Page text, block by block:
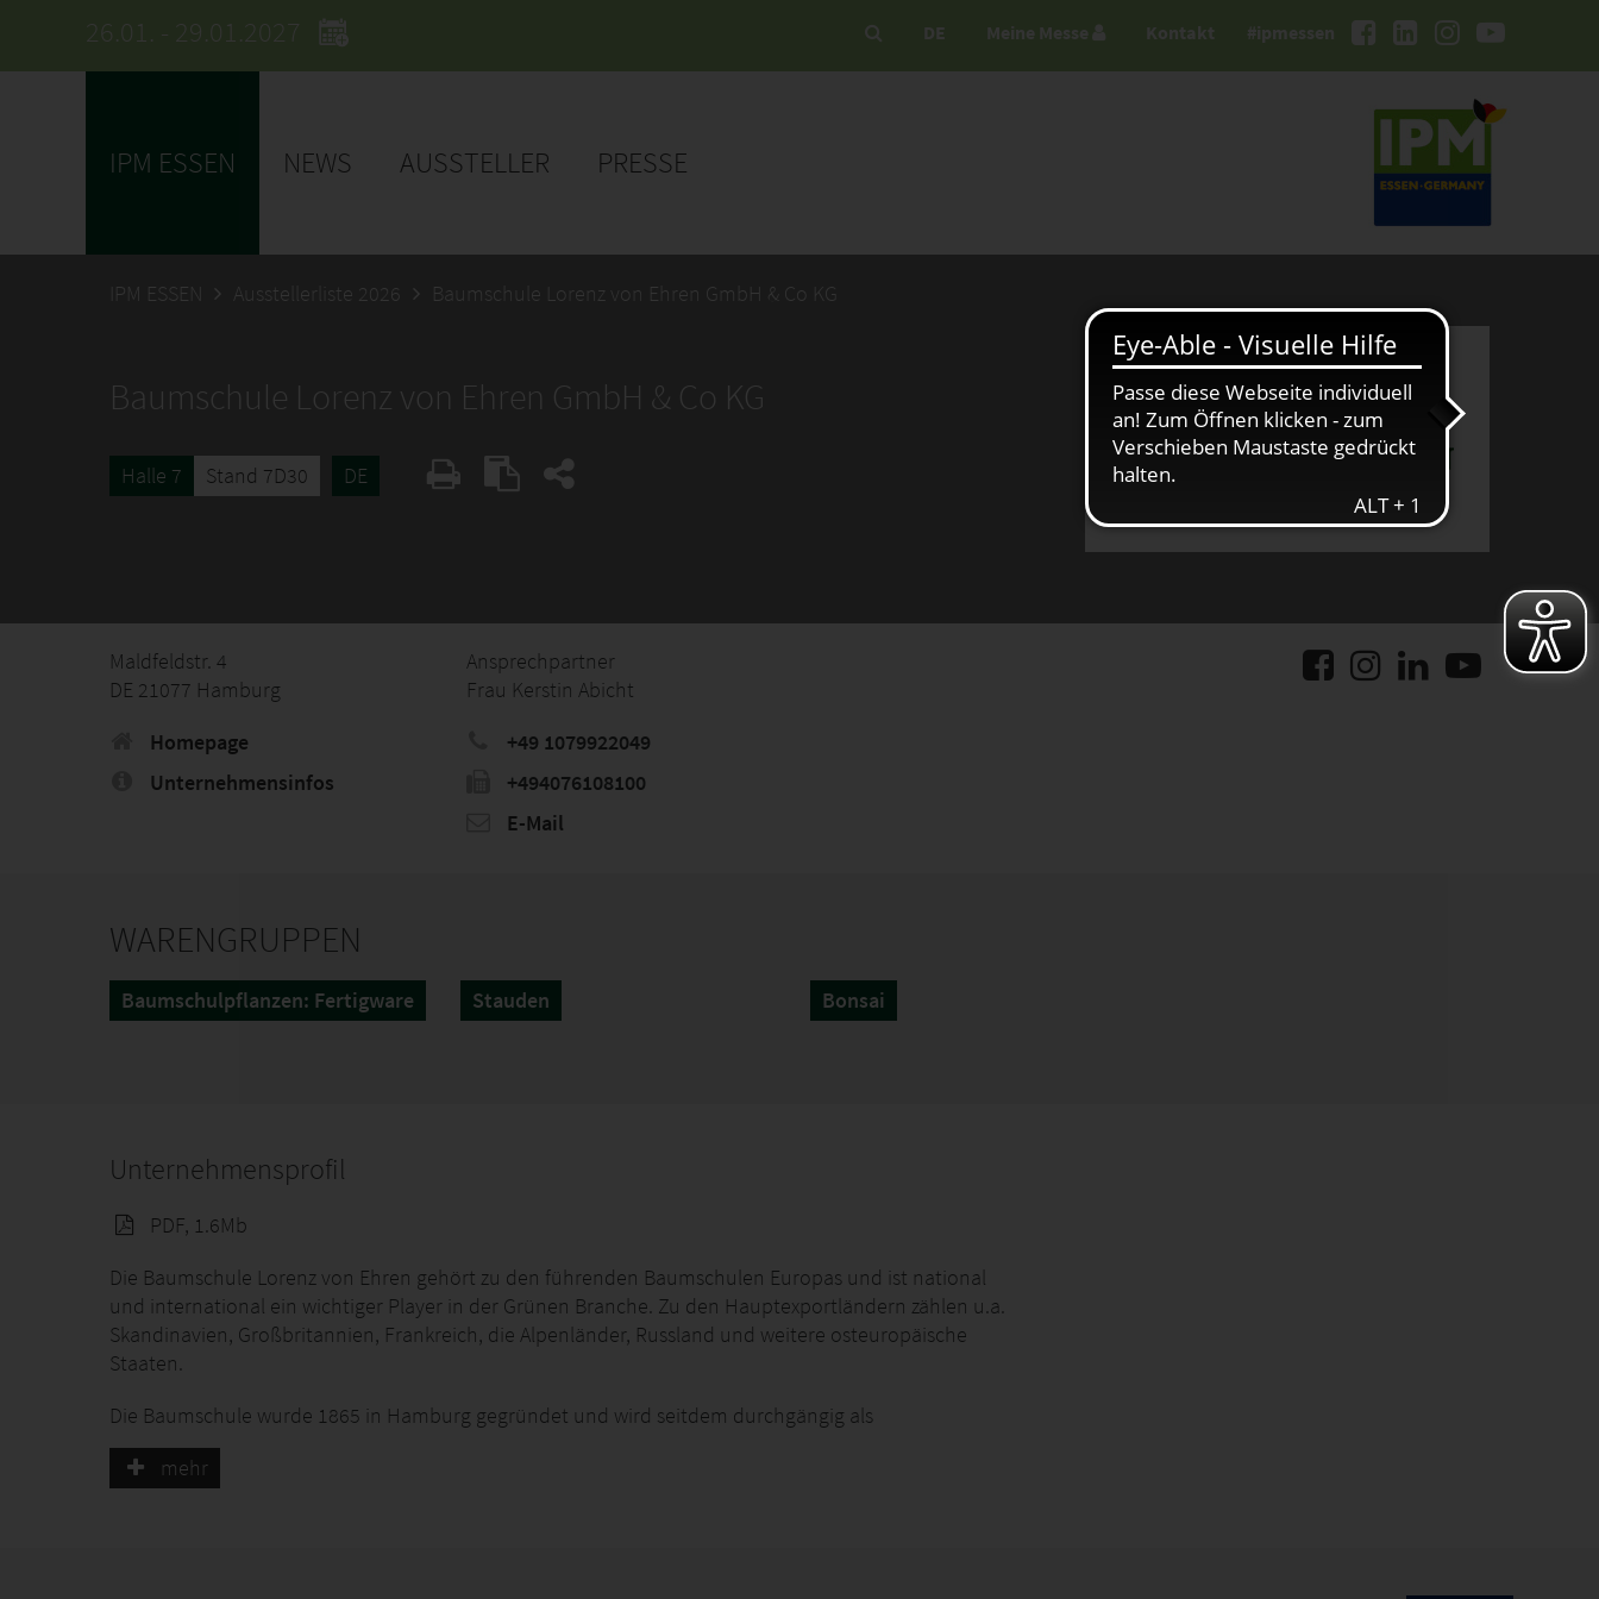
26.01. - 29.01.2027 #ipmessen
DE Meine Messe Kontakt
IPM ESSEN NEWS AUSSTELLER PRESSE
IPM ESSEN Ausstellerliste 2026 Baumschule Lorenz von Ehren GmbH & Co KG
Baumschule Lorenz von Ehren GmbH & Co KG
Halle 7 Stand 7D30 DE
Maldfeldstr. 4
DE 21077 Hamburg
Homepage
Unternehmensinfos
Ansprechpartner
Frau Kerstin Abicht
+49 1079922049
+494076108100
E-Mail
WARENGRUPPEN
Baumschulpflanzen: Fertigware Stauden Bonsai
Unternehmensprofil
PDF, 1.6Mb
Die Baumschule Lorenz von Ehren gehört zu den führenden Baumschulen Europas und ist national
und international ein wichtiger Player in der Grünen Branche. Zu den Hauptexportländern zählen u.a.
Skandinavien, Großbritannien, Frankreich, die Alpenländer, Russland und weitere osteuropäische
Staaten.
Die Baumschule wurde 1865 in Hamburg gegründet und wird seitdem durchgängig als
Familienunternehmen geführt. Mit Bernhard von Ehren als geschäftsführendem Gesellschafter wird
das Unternehmen somit bereits in der fünften Generation von einem Familienmitglied geleitet.
mehr